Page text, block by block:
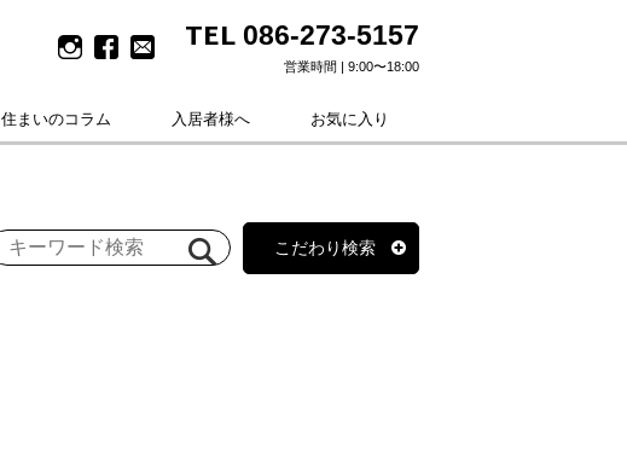
TEL 086-273-5157
営業時間 | 9:00〜18:00
住まいのコラム 入居者様へ お気に入り
こだわり検索